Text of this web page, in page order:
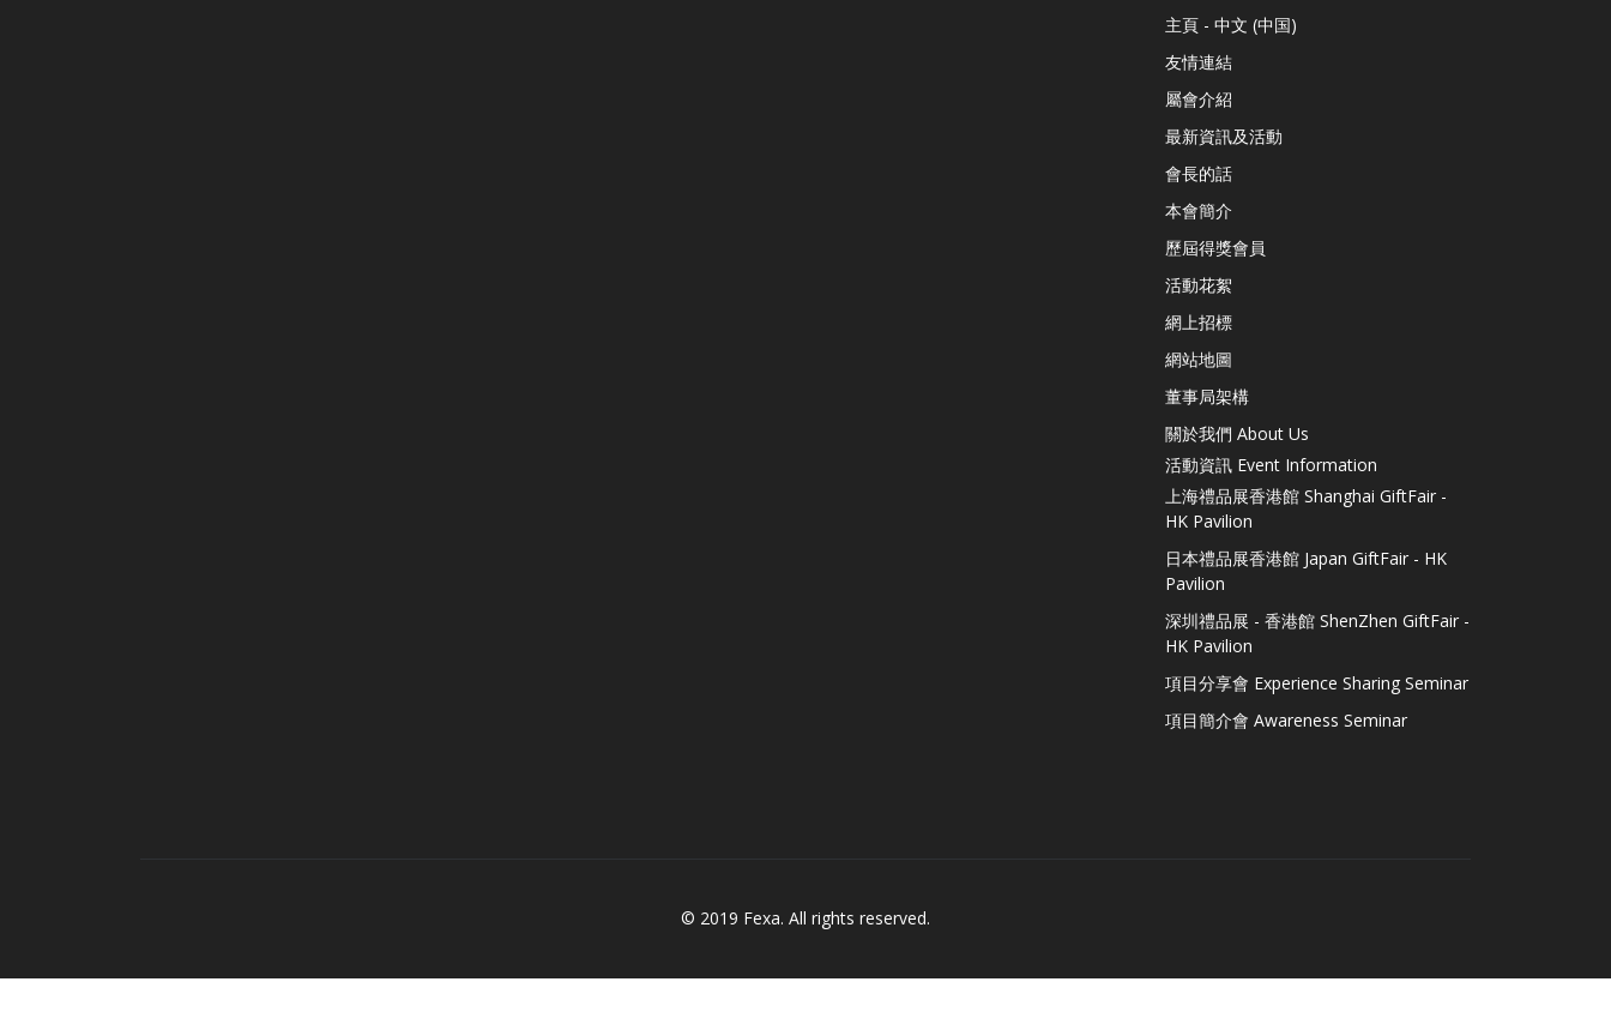
主頁 - 中文 (中国)
友情連結
屬會介紹
最新資訊及活動
會長的話
本會簡介
歷屆得獎會員
活動花絮
網上招標
網站地圖
董事局架構
關於我們 About Us
活動資訊 Event Information
上海禮品展香港館 Shanghai GiftFair -
HK Pavilion
日本禮品展香港館 Japan GiftFair - HK
Pavilion
深圳禮品展 - 香港館 ShenZhen GiftFair -
HK Pavilion
項目分享會 Experience Sharing Seminar
項目簡介會 Awareness Seminar
© 2019 Fexa. All rights reserved.